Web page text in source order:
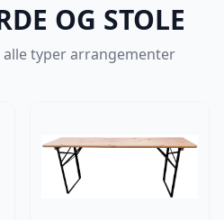
OG STOLE
typer arrangementer